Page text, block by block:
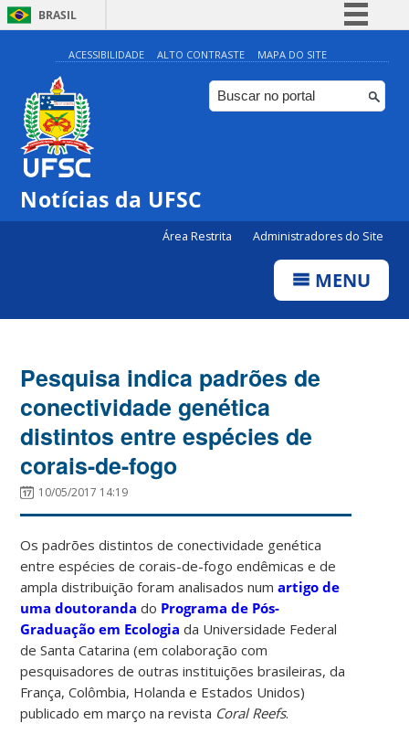
BRASIL
Simplifique!
Comunica BR
Participe
ACESSIBILIDADE ALTO CONTRASTE MAPA DO SITE
Notícias da UFSC
Área Restrita Administradores do Site
MENU
Pesquisa indica padrões de
conectividade genética
distintos entre espécies de
corais-de-fogo
10/05/2017 14:19
Os padrões distintos de conectividade genética
entre espécies de corais-de-fogo endêmicas e de
ampla distribuição foram analisados numartigo de
uma doutoranda do Programa de Pós-
Graduação em Ecologia da Universidade Federal
de Santa Catarina (em colaboração com
pesquisadores de outras instituições brasileiras, da
França, Colômbia, Holanda e Estados Unidos)
publicado em março na revista Coral Reefs.